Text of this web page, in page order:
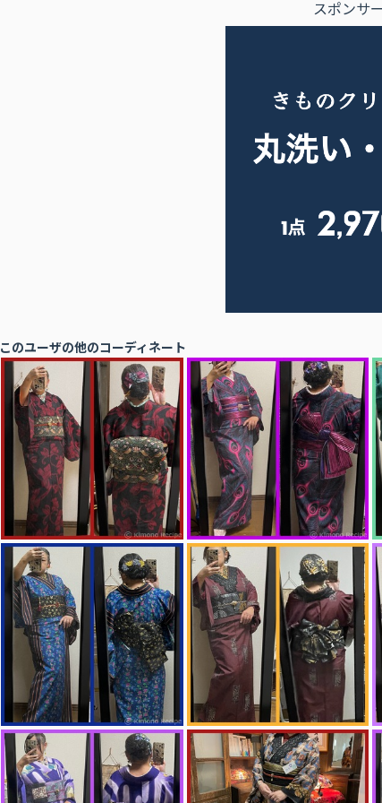
スポンサ
このユーザの他のコーディネート